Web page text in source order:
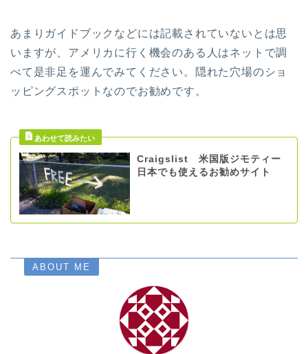
あまりガイドブックなどには記載されていないとは思
いますが、アメリカに行く機会のある人はネットで調
べて是非足を運んでみてください。隠れた穴場のショ
ッピングスポットなのでお勧めです。
Craigslist 米国版ジモティー
日本でも使えるお勧めサイト
ABOUT ME